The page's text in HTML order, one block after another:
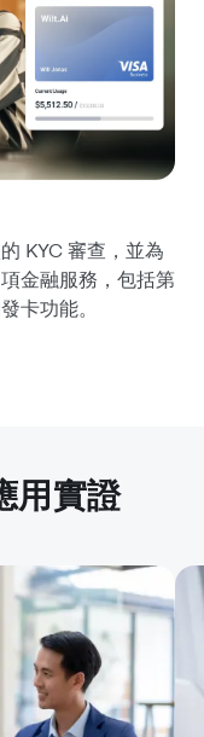
KYC 審查，並為
金融服務，包括第
卡功能。
用實證